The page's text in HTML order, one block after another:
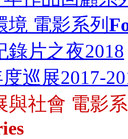
境 電影系列
錄片之夜2018
度巡展2017-
與社會 電影